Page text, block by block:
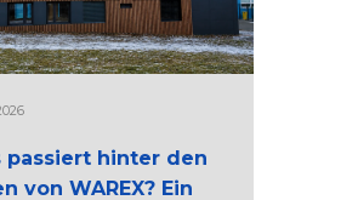
passiert hinter den
von WAREX? Ein